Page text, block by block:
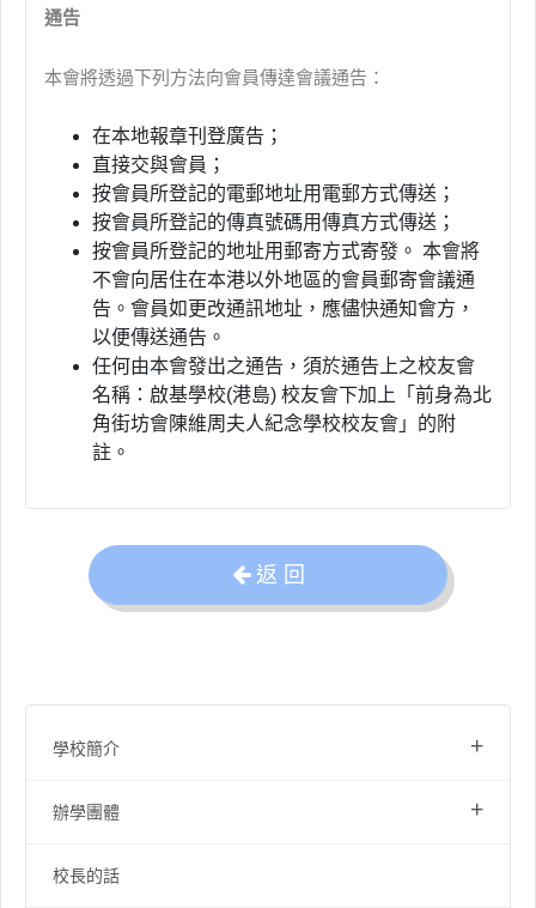
學校簡介 +
辦學團體 +
校長的話
通告
本會將透過下列方法向會員傳達會議通告：
在本地報章刊登廣告；
直接交與會員；
按會員所登記的電郵地址用電郵方式傳送；
按會員所登記的傳真號碼用傳真方式傳送；
按會員所登記的地址用郵寄方式寄發。 本會將
不會向居住在本港以外地區的會員郵寄會議通
告。會員如更改通訊地址，應儘快通知會方，
以便傳送通告。
任何由本會發出之通告，須於通告上之校友會
名稱：啟基學校(港島) 校友會下加上「前身為北
角街坊會陳維周夫人紀念學校校友會」的附
註。
返 回